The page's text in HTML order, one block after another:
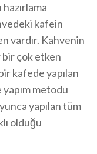
kafein
vardır. Kahvenin
çok etken
kafede yapılan
yapım metodu
yapılan tüm
olduğu